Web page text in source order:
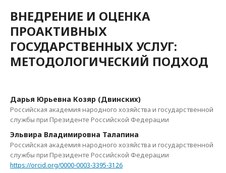
ВНЕДРЕНИЕ И ОЦЕНКА
ПРОАКТИВНЫХ
ГОСУДАРСТВЕННЫХ УСЛУГ:
МЕТОДОЛОГИЧЕСКИЙ ПОДХОД
Дарья Юрьевна Козяр (Двинских)
Российская академия народного хозяйства и государственной
службы при Президенте Российской Федерации
Эльвира Владимировна Талапина
Российская академия народного хозяйства и государственной
службы при Президенте Российской Федерации
https://orcid.org/0000-0003-3395-3126